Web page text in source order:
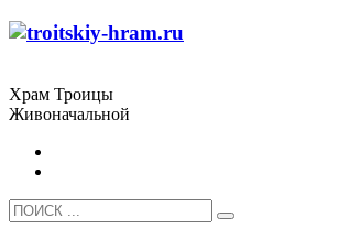
Храм Троицы
Живоначальной